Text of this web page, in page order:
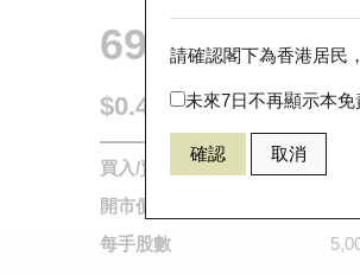
請確認閣下為香港居民
未來7日不再顯示本免
確認 取消
69824 瑞銀
$0.445 即時
買入/賣出價
開市價
每手股數